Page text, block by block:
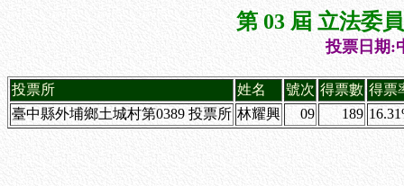
第 03 屆 立法委
投票日期:
投票所 姓名 號次 得票數 得票
臺中縣外埔鄉土城村第0389 投票所 林耀興 09 189